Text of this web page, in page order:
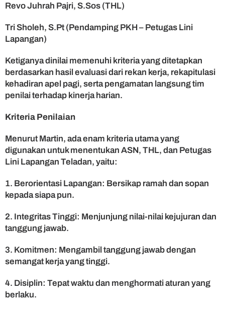
g
n
i
Revo Juhrah Pajri, S.Sos (THL)
Tri Sholeh, S.Pt (Pendamping PKH – Petugas Lini
Lapangan)
Ketiganya dinilai memenuhi kriteria yang ditetapkan
berdasarkan hasil evaluasi dari rekan kerja, rekapitulasi
kehadiran apel pagi, serta pengamatan langsung tim
penilai terhadap kinerja harian.
Kriteria Penilaian
Menurut Martin, ada enam kriteria utama yang
digunakan untuk menentukan ASN, THL, dan Petugas
Lini Lapangan Teladan, yaitu:
1. Berorientasi Lapangan: Bersikap ramah dan sopan
kepada siapa pun.
2. Integritas Tinggi: Menjunjung nilai-nilai kejujuran dan
tanggung jawab.
3. Komitmen: Mengambil tanggung jawab dengan
semangat kerja yang tinggi.
4. Disiplin: Tepat waktu dan menghormati aturan yang
berlaku.